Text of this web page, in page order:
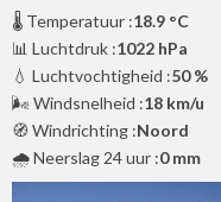
🌡️ Temperatuur :18.9 °C
📊 Luchtdruk :1022 hPa
💧 Luchtvochtigheid :50 %
🌬️ Windsnelheid :18 km/u
🧭 Windrichting :Noord
🌧️ Neerslag 24 uur :0 mm